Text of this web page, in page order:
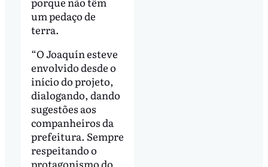
um pedaço de
terra.
“O Joaquín esteve
envolvido desde o
início do projeto,
dialogando, dando
sugestões aos
companheiros da
prefeitura. Sempre
respeitando o
protagonismo do